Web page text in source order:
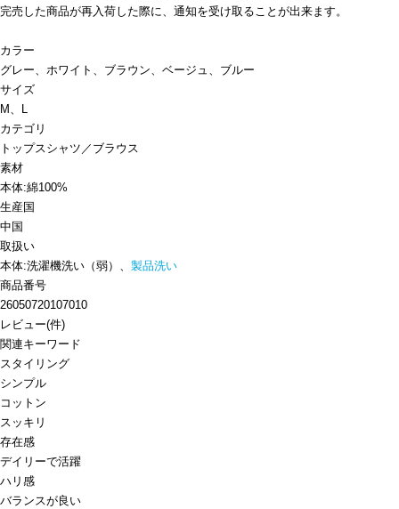
完売した商品が再入荷した際に、通知を受け取ることが出来ます。
カラー
グレー、ホワイト、ブラウン、ベージュ、ブルー
サイズ
M、L
カテゴリ
トップスシャツ／ブラウス
素材
本体:綿100%
生産国
中国
取扱い
本体:洗濯機洗い（弱）、 製品洗い
商品番号
26050720107010
レビュー(件)
関連キーワード
スタイリング
シンプル
コットン
スッキリ
存在感
デイリーで活躍
ハリ感
バランスが良い